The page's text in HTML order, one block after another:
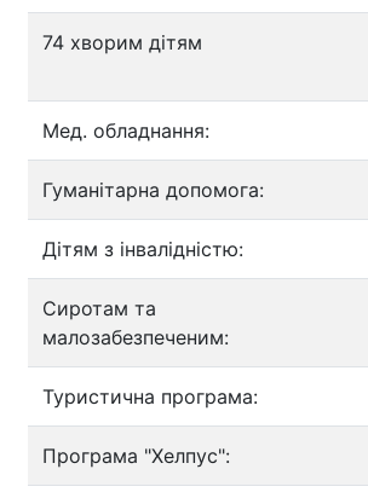
74 хворим дітям
Мед. обладнання:
Гуманітарна допомога:
Дітям з інвалідністю:
Сиротам та
малозабезпеченим:
Туристична програма:
Програма "Хелпус":